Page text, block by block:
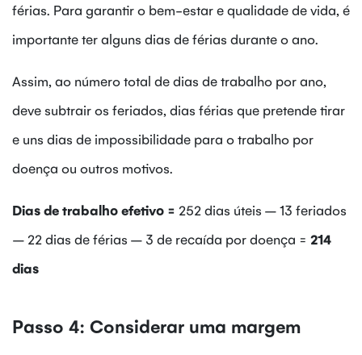
férias. Para garantir o bem-estar e qualidade de vida, é
importante ter alguns dias de férias durante o ano.
Assim, ao número total de dias de trabalho por ano,
deve subtrair os feriados, dias férias que pretende tirar
e uns dias de impossibilidade para o trabalho por
doença ou outros motivos.
Dias de trabalho efetivo = 252 dias úteis – 13 feriados
– 22 dias de férias – 3 de recaída por doença = 214
dias
Passo 4: Considerar uma margem
hora,
como
indicado
no
setor.